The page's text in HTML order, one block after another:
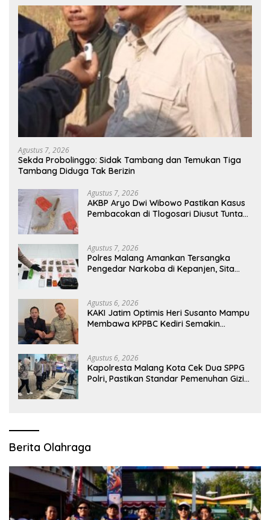
Agustus 7, 2026
Sekda Probolinggo: Sidak Tambang dan Temukan Tiga
Tambang Diduga Tak Berizin
Agustus 7, 2026
AKBP Aryo Dwi Wibowo Pastikan Kasus
Pembacokan di Tlogosari Diusut Tuntas,
Agustus 7, 2026
Polres Malang Amankan Tersangka
Pengedar Narkoba di Kepanjen, Sita
Agustus 6, 2026
KAKI Jatim Optimis Heri Susanto Mampu
Membawa KPPBC Kediri Semakin
Agustus 6, 2026
Kapolresta Malang Kota Cek Dua SPPG
Polri, Pastikan Standar Pemenuhan Gizi
Berita Olahraga